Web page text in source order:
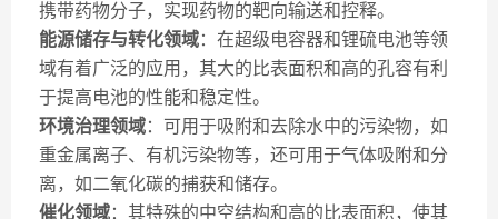
携带药物分子，实现药物的靶向输送和控释。
能源储存与转化领域：在超级电容器和锂硫电池等领
域有着广泛的应用，其大的比表面积和高的孔容有利
于提高电池的性能和稳定性。
环境治理领域：可用于吸附和去除水中的污染物，如
重金属离子、有机污染物等，还可用于气体吸附和分
离，如二氧化碳的捕获和储存。
催化领域：其特殊的中空结构和高的比表面积，使其